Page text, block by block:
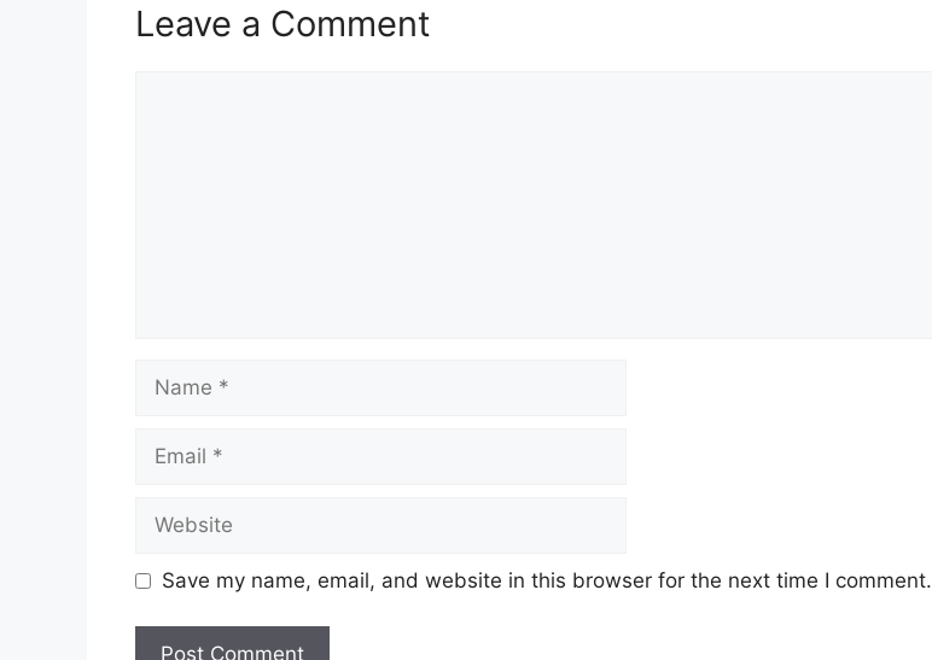
Leave a Comment
Save my name, email, and website in this browser for the next time I comment.